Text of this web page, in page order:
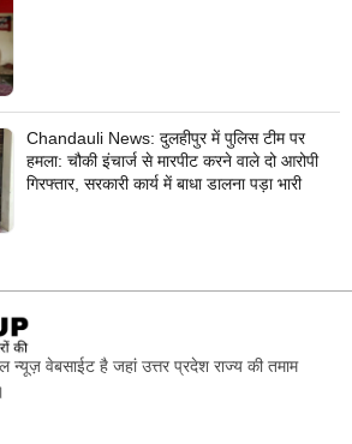
Chandauli News: दुलहीपुर में पुलिस टीम पर
हमला: चौकी इंचार्ज से मारपीट करने वाले दो आरोपी
गिरफ्तार, सरकारी कार्य में बाधा डालना पड़ा भारी
वेबसाईट है जहां उत्तर प्रदेश राज्य की तमाम